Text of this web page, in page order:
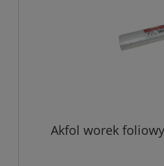
Akfol worek